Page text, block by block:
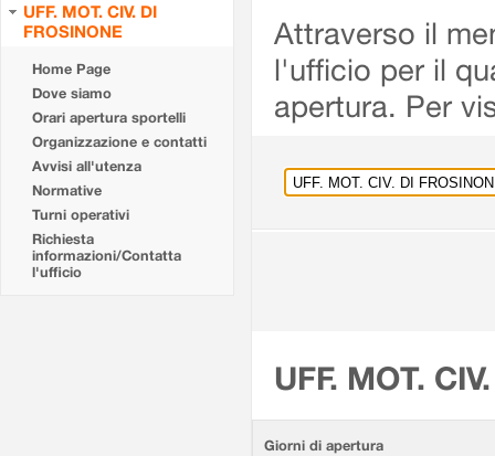
UFF. MOT. CIV. DI
FROSINONE
Home Page
Dove siamo
Orari apertura sportelli
Organizzazione e contatti
Avvisi all'utenza
Normative
Turni operativi
Richiesta
informazioni/Contatta
l'ufficio
Attraverso il
l'ufficio per il
apertura. Per
UFF. MOT.
Giorni di apertura